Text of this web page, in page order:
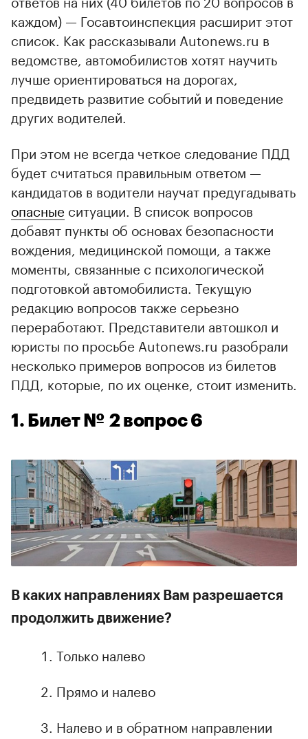
каждом) — Госавтоинспекция расширит этот
список. Как рассказывали Autonews.ru в
ведомстве, автомобилистов хотят научить
лучше ориентироваться на дорогах,
предвидеть развитие событий и поведение
других водителей.
При этом не всегда четкое следование ПДД
будет считаться правильным ответом —
кандидатов в водители научат предугадывать
опасные ситуации. В список вопросов
добавят пункты об основах безопасности
вождения, медицинской помощи, а также
моменты, связанные с психологической
подготовкой автомобилиста. Текущую
редакцию вопросов также серьезно
переработают. Представители автошкол и
юристы по просьбе Autonews.ru разобрали
несколько примеров вопросов из билетов
ПДД, которые, по их оценке, стоит изменить.
/ 00:00
1. Билет № 2 вопрос 6
В каких направлениях Вам разрешается
продолжить движение?
Только налево
Прямо и налево
Налево и в обратном направлении